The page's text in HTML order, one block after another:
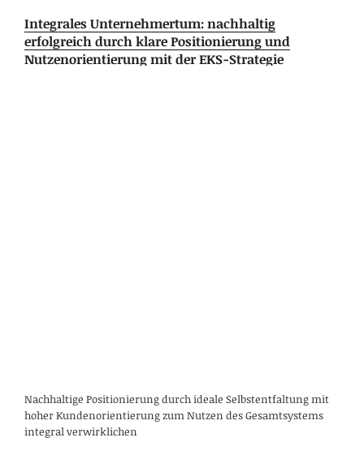
Integrales Unternehmertum: nachhaltig
erfolgreich durch klare Positionierung und
Nutzenorientierung mit der EKS-Strategie
Nachhaltige Positionierung durch ideale Selbstentfaltung mit
hoher Kundenorientierung zum Nutzen des Gesamtsystems
integral verwirklichen